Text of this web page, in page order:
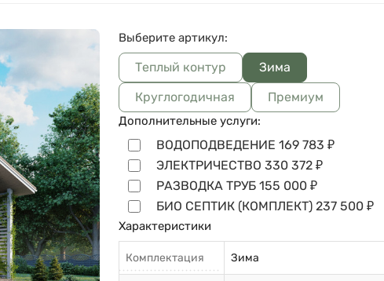
Выберите артикул:
Теплый контур
Зима
Круглогодичная
Премиум
Дополнительные услуги:
ВОДОПОДВЕДЕНИЕ169 783 ₽
ЭЛЕКТРИЧЕСТВО330 372 ₽
РАЗВОДКА ТРУБ155 000 ₽
БИО СЕПТИК (КОМПЛЕКТ)237 500 ₽
Характеристики
Комплектация Зима